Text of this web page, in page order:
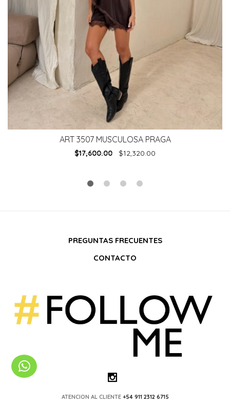
ART 3507 MUSCULOSA PRAGA
$17,600.00 $12,320.00
PREGUNTAS FRECUENTES
CONTACTO
ATENCION AL CLIENTE +54 911 2312 6715